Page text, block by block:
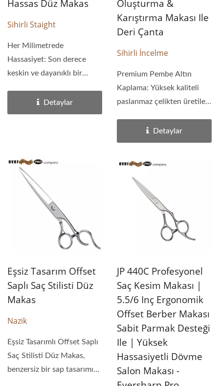
Hassas Düz Makas
Sihirli Staight
Her Milimetrede
Hassasiyet: Son derece
keskin ve dayanıklı bir
Detaylar
Oluşturma &
Karıştırma Makası Ile
Deri Çanta
Sihirli İncelme
Premium Pembe Altın
Kaplama: Yüksek kaliteli
paslanmaz çelikten üretilen
Detaylar
Eşsiz Tasarım Offset
Saplı Saç Stilisti Düz
Makas
Nazik
Eşsiz Tasarımlı Offset Saplı
Saç Stilisti Düz Makas,
benzersiz bir sap tasarımına
JP 440C Profesyonel
Saç Kesim Makası |
5.5/6 Inç Ergonomik
Offset Berber Makası
Sabit Parmak Desteği
Ile | Yüksek
Hassasiyetli Dövme
Salon Makası -